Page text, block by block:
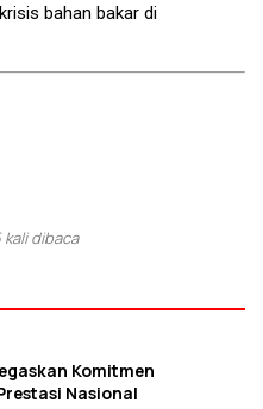
bahan bakar di
dibaca
Komitmen
Nasional